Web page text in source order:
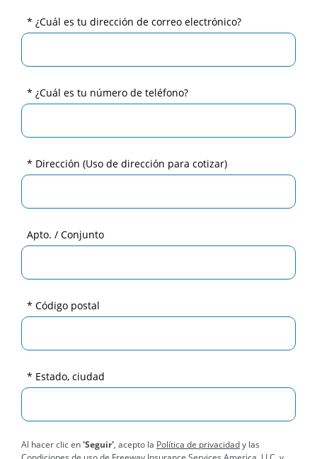
* ¿Cuál es tu dirección de correo electrónico?
* ¿Cuál es tu número de teléfono?
* Dirección (Uso de dirección para cotizar)
Apto. / Conjunto
* Código postal
* Estado, ciudad
Al hacer clic en'Seguir', acepto la Política de privacidady las